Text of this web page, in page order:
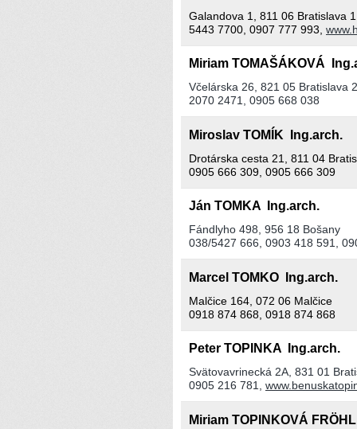
Galandova 1, 811 06 Bratislava 1
5443 7700, 0907 777 993,
Miriam TOMAŠÁKOVÁ
Včelárska 26, 821 05 Bratislava 2
2070 2471, 0905 668 038
Miroslav TOMÍK Ing.arch.
Drotárska cesta 21, 811 04
0905 666 309, 0905 666 309
Ján TOMKA Ing.arch.
Fándlyho 498, 956 18 Bošany
038/5427 666, 0903 418 591,
Marcel TOMKO Ing.arch.
Malčice 164, 072 06 Malčice
0918 874 868, 0918 874 868
Peter TOPINKA Ing.arch.
Svätovavrinecká 2A, 831 01
0905 216 781,
Miriam TOPINKOVÁ